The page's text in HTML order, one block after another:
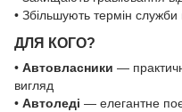
• Збільшують термін служби
ДЛЯ КОГО?
• Автовласники —
вигляд
• Автоледі — елегантне